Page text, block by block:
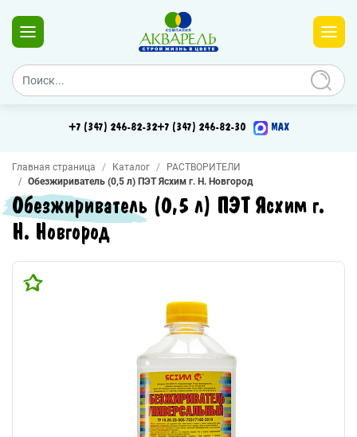
+7 (347) 246-82-32+7 (347) 246-82-30 MAX
Главная страница Каталог
РАСТВОРИТЕЛИ
Обезжириватель (0,5 л) ПЭТ Ясхим г. Н. Новгород
Обезжириватель (0,5 л) ПЭТ Ясхим г.
Н. Новгород